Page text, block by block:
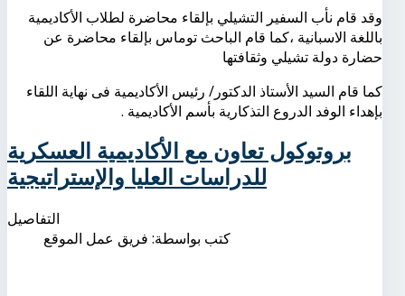
وقد قام نأب السفير التشيلي بإلقاء محاضرة لطلاب الأكاديمية
باللغة الاسبانية ،كما قام الباحث توماس بإلقاء محاضرة عن
حضارة دولة تشيلي وثقافتها
كما قام السيد الأستاذ الدكتور/ رئيس الأكاديمية فى نهاية اللقاء
بإهداء الوفد الدروع التذكارية بأسم الأكاديمية .
بروتوكول تعاون مع الأكاديمية العسكرية
للدراسات العليا والإستراتيجية
التفاصيل
كتب بواسطة: فريق عمل الموقع